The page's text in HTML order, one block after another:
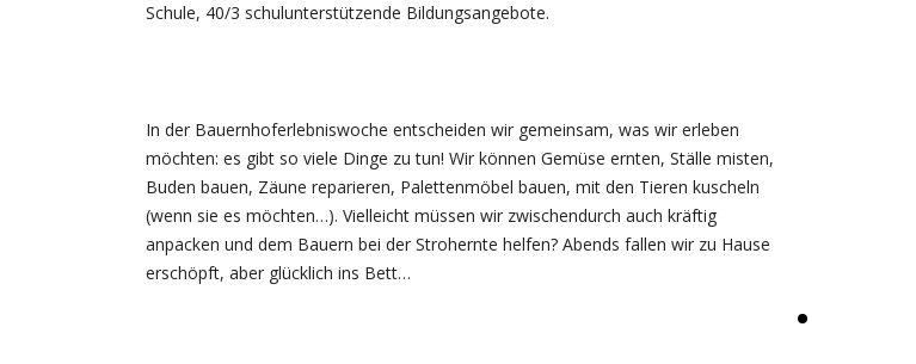
Schule, 40/3 schulunterstützende Bildungsangebote.
In der Bauernhoferlebniswoche entscheiden wir gemeinsam, was wir erleben
möchten: es gibt so viele Dinge zu tun! Wir können Gemüse ernten, Ställe misten,
Buden bauen, Zäune reparieren, Palettenmöbel bauen, mit den Tieren kuscheln
(wenn sie es möchten…). Vielleicht müssen wir zwischendurch auch kräftig
anpacken und dem Bauern bei der Strohernte helfen? Abends fallen wir zu Hause
erschöpft, aber glücklich ins Bett…